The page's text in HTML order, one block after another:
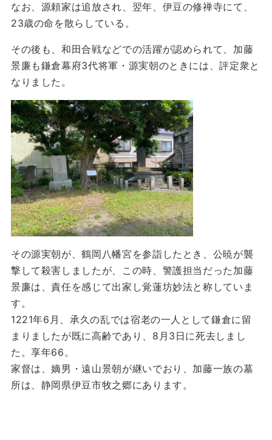
なお、源頼家は追放され、翌年、伊豆の修禅寺にて、
23歳の命を散らしている。
その後も、和田合戦などでの活躍が認められて、加藤
景廉も鎌倉幕府3代将軍・源実朝のときには、評定衆と
なりました。
その源実朝が、鶴岡八幡宮を参詣したとき、公暁が襲
撃して殺害しましたが、この時、警護担当だった加藤
景廉は、責任を感じて出家し覚蓮坊妙法と称していま
す。
1221年6月、承久の乱では宿老の一人として鎌倉に留
まりましたが既に高齢であり、8月3日に死去しまし
た。享年66。
家督は、嫡男・遠山景朝が継いでおり、加藤一族の墓
所は、静岡県伊豆市牧之郷にあります。